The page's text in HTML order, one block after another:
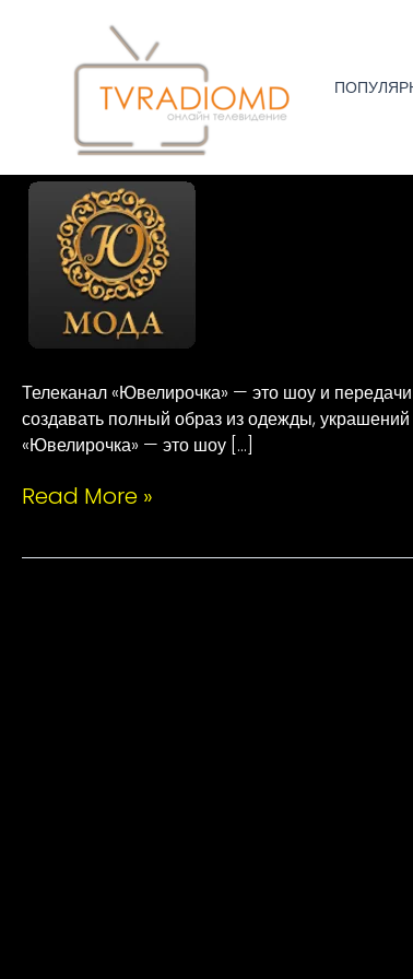
содержимому
Телеканал «Ювелирочка» — это шоу и передачи
создавать полный образ из одежды, украшений
«Ювелирочка» — это шоу […]
Ювелирочка
Read More »